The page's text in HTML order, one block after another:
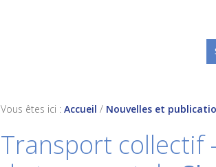
Vous êtes ici : Accueil / Nouvelles et
Transport collectif